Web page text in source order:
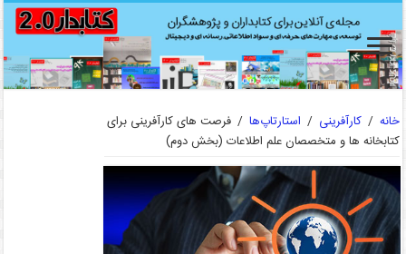
خانه / کارآفرینی / استارتاپ‌ها / فرصت های کارآفرینی برای
کتابخانه ها و متخصصان علم اطلاعات (بخش دوم)